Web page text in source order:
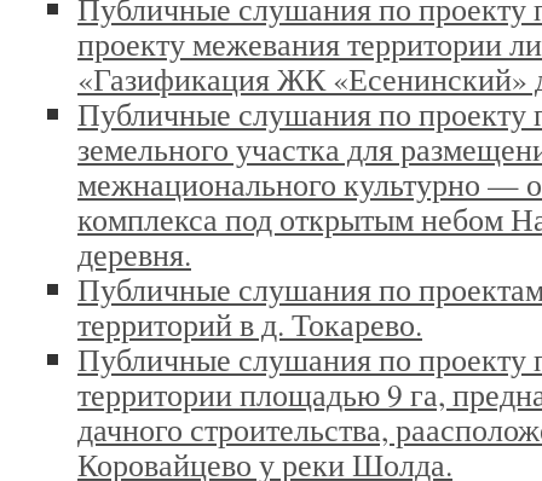
Публичные слушания по проекту
проекту межевания территории
«Газификация ЖК «Есенинский»
Публичные слушания по проекту
земельного участка для
межнационального культурно —
комплекса под открытым небом
деревня.
Публичные слушания по
территорий в д. Токарево.
Публичные слушания по проекту
территории площадью 9 га,
дачного строительства,
Коровайцево у реки Шолда.